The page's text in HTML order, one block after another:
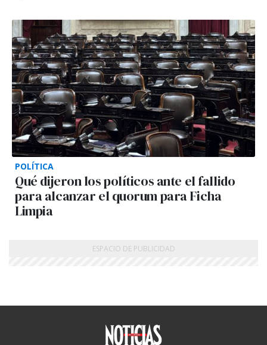
POLÍTICA
Qué dijeron los políticos ante el fallido
para alcanzar el quorum para Ficha
Limpia